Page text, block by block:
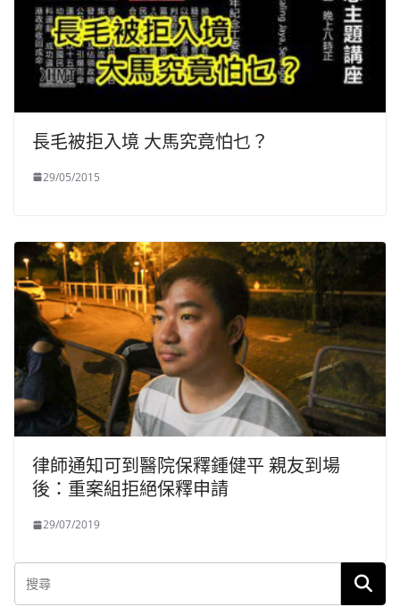
長毛被拒入境 大馬究竟怕乜？
29/05/2015
律師通知可到醫院保釋鍾健平 親友到場
後：重案組拒絕保釋申請
29/07/2019